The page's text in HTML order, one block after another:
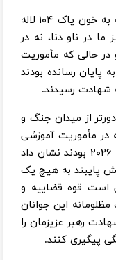
امروز پهنه نیلگون اقیانوس هند آغشته به خون پاک ۱۰۴ لاله
در ناو دنا، نه در
در حالی که مأموریت
پایان رسانده بودند
رسیدند.
ناو دنا ۲ هزار مایل دورتر از میدان جنگ و
در مأموریت آموزشی
و در حال بازگشت از رزمایش صلح میلان ۲۰۲۶ بودند نشان داد
پایبند به هیچ یک
است قوه قضاییه و
این جوانان
رهبر عزیزمان را
پیگیری کنند.